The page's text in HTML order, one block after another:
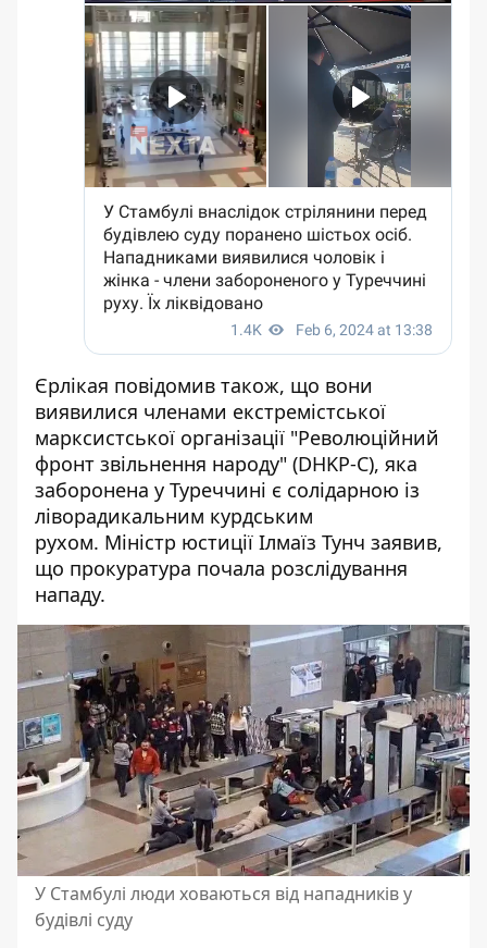
Єрлікая повідомив також, що вони
виявилися членами екстремістської
марксистської організації "Революційний
фронт звільнення народу" (DHKP-C), яка
заборонена у Туреччині є солідарною із
ліворадикальним курдським
рухом. Міністр юстиції Ілмаїз Тунч заявив,
що прокуратура почала розслідування
нападу.
У Стамбулі люди ховаються від нападників у
будівлі суду